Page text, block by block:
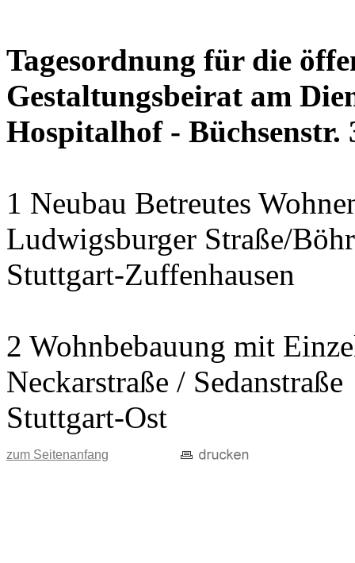
Tagesordnung für die
Gestaltungsbeirat am
Hospitalhof - Büchsenstr.
1 Neubau Betreutes
Ludwigsburger Straße/
Stuttgart-Zuffenhausen
2 Wohnbebauung mit
Neckarstraße / Sedanstraße
Stuttgart-Ost
zum Seitenanfang